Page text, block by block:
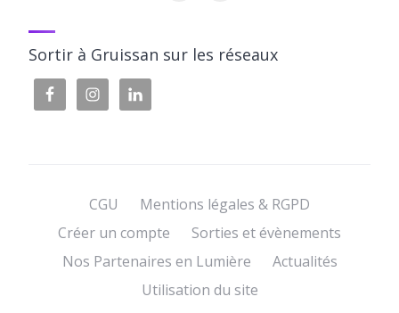
Sortir à Gruissan sur les réseaux
CGU
Mentions légales & RGPD
Créer un compte
Sorties et évènements
Nos Partenaires en Lumière
Actualités
Utilisation du site